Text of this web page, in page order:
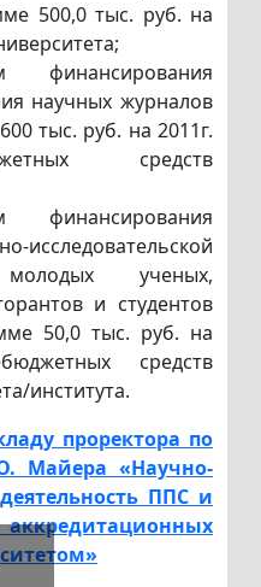
500,0 тыс. руб. на
научных журналов
тыс. руб. на 2011г.
средств
исследовательской
молодых ученых,
и студентов
50,0 тыс. руб. на
средств
института.
проректора по
Майера «Научно-
ППС и